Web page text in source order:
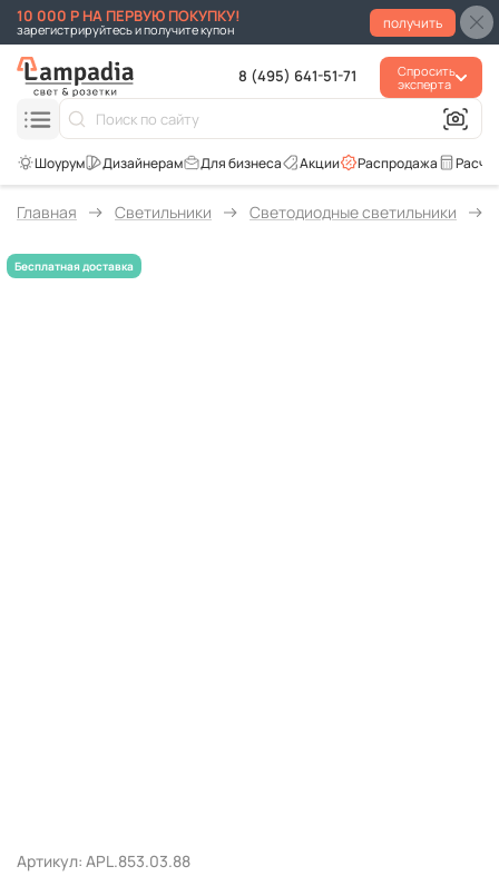
10 000 Р НА ПЕРВУЮ ПОКУПКУ!
зарегистрируйтесь и получите купон получить
8 (495) 641-51-71
Спросить
эксперта
Распродажа
Акции
Для бизнеса
Главная Светильники Светодиодные светильники
Артикул: APL.853.03.88